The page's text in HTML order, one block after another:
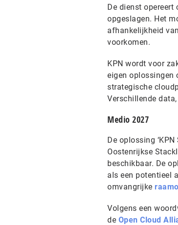
De dienst opereert
opgeslagen. Het
afhankelijkheid
voorkomen.
KPN wordt voor
eigen oplossingen
strategische
Verschillende
Medio 2027
De oplossing
Oostenrijkse
beschikbaar. De
als een potentieel
omvangrijke
Volgens een
de Open Cloud